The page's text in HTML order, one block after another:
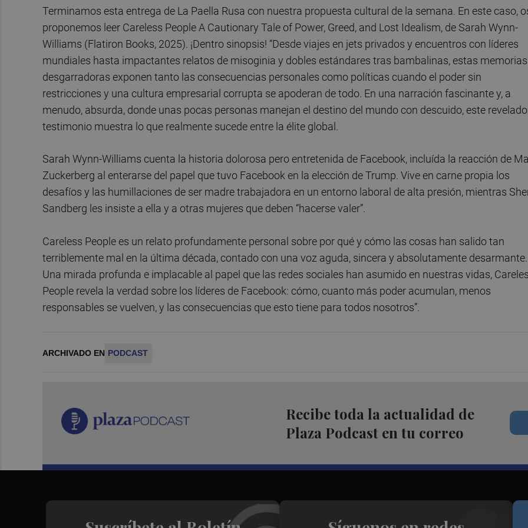
Terminamos esta entrega de La Paella Rusa con nuestra propuesta cultural de la semana. En este caso,
proponemos leer Careless People A Cautionary Tale of Power, Greed, and Lost Idealism, de Sarah Wynn-
Williams (Flatiron Books, 2025). ¡Dentro sinopsis! “Desde viajes en jets privados y encuentros con líderes
mundiales hasta impactantes relatos de misoginia y dobles estándares tras bambalinas, estas memorias
desgarradoras exponen tanto las consecuencias personales como políticas cuando el poder sin
restricciones y una cultura empresarial corrupta se apoderan de todo. En una narración fascinante y, a
menudo, absurda, donde unas pocas personas manejan el destino del mundo con descuido, este
testimonio muestra lo que realmente sucede entre la élite global.
Sarah Wynn-Williams cuenta la historia dolorosa pero entretenida de Facebook, incluída la reacción de
Zuckerberg al enterarse del papel que tuvo Facebook en la elección de Trump. Vive en carne propia los
desafíos y las humillaciones de ser madre trabajadora en un entorno laboral de alta presión, mientras
Sandberg les insiste a ella y a otras mujeres que deben “hacerse valer”.
Careless People es un relato profundamente personal sobre por qué y cómo las cosas han salido tan
terriblemente mal en la última década, contado con una voz aguda, sincera y absolutamente desarmante.
Una mirada profunda e implacable al papel que las redes sociales han asumido en nuestras vidas,
People revela la verdad sobre los líderes de Facebook: cómo, cuanto más poder acumulan, menos
responsables se vuelven, y las consecuencias que esto tiene para todos nosotros”.
ARCHIVADO EN PODCAST
Recibe toda la actualidad de
Plaza Podcast en tu correo